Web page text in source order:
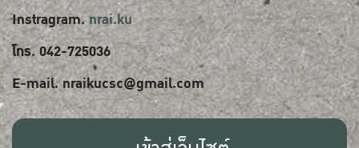
Instragram.nrai.ku
โทร. 042-725036
E-mail. nraikucsc@gmail.com